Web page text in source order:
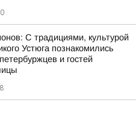
С традициями, культурой
Устюга познакомились
и гостей